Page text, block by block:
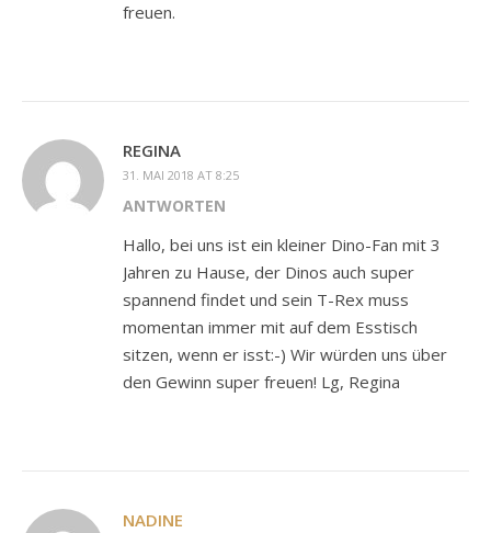
freuen.
REGINA
31. MAI 2018 AT 8:25
ANTWORTEN
Hallo, bei uns ist ein kleiner Dino-Fan mit 3
Jahren zu Hause, der Dinos auch super
spannend findet und sein T-Rex muss
momentan immer mit auf dem Esstisch
sitzen, wenn er isst:-) Wir würden uns über
den Gewinn super freuen! Lg, Regina
NADINE